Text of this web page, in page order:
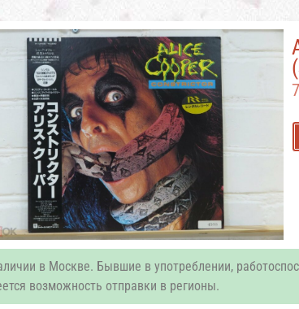
в Москве. Бывшие в употреблении,
возможность отправки в регионы.